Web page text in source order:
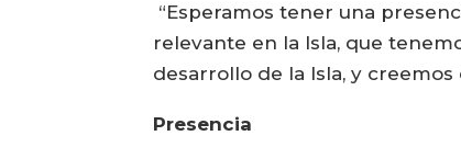
“Esperamos tener una
relevante en la Isla, que
desarrollo de la Isla, y
Presencia